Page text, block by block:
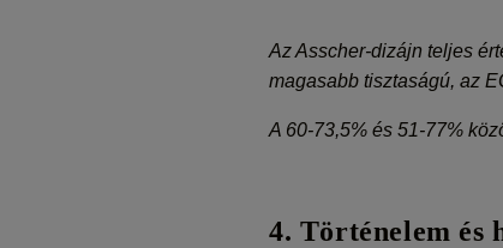
Az Asscher-dizájn teljes
magasabb tisztaságú, az
A 60-73,5% és 51-77%
4. Történelem és